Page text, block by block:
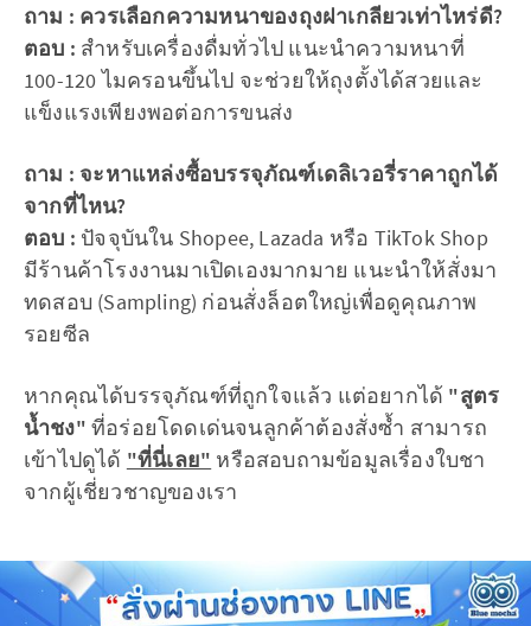
ถาม : ควรเลือกความหนาของถุงฝาเกลียวเท่าไหร่ดี?
ตอบ : สำหรับเครื่องดื่มทั่วไป แนะนำความหนาที่
100-120 ไมครอนขึ้นไป จะช่วยให้ถุงตั้งได้สวยและ
แข็งแรงเพียงพอต่อการขนส่ง
ถาม : จะหาแหล่งซื้อบรรจุภัณฑ์เดลิเวอรี่ราคาถูกได้
จากที่ไหน?
ตอบ : ปัจจุบันใน Shopee, Lazada หรือ TikTok Shop
มีร้านค้าโรงงานมาเปิดเองมากมาย แนะนำให้สั่งมา
ทดสอบ (Sampling) ก่อนสั่งล็อตใหญ่เพื่อดูคุณภาพ
รอยซีล
หากคุณได้บรรจุภัณฑ์ที่ถูกใจแล้ว แต่อยากได้ "สูตร
น้ำชง" ที่อร่อยโดดเด่นจนลูกค้าต้องสั่งซ้ำ สามารถ
เข้าไปดูได้ "ที่นี่เลย" หรือสอบถามข้อมูลเรื่องใบชา
จากผู้เชี่ยวชาญของเรา